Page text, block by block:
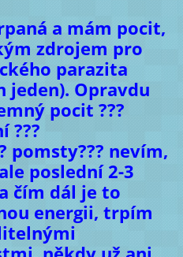
a mám pocit,
zdrojem pro
parazita
jeden). Opravdu
pocit ???
???
pomsty??? nevím,
poslední 2-3
čím dál je to
energii, trpím